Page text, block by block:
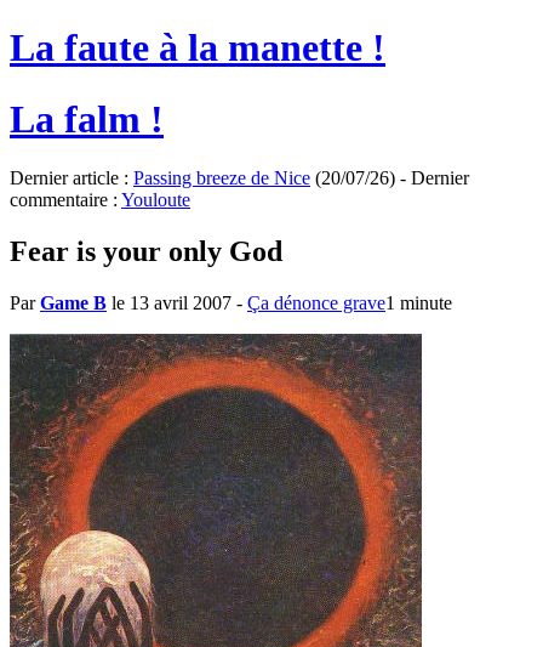
La faute à la manette !
La falm !
Dernier article : Passing breeze de Nice (20/07/26) - Dernier
commentaire : Youloute
Fear is your only God
ParGame B le 13 avril 2007 - Ça dénonce grave1 minute